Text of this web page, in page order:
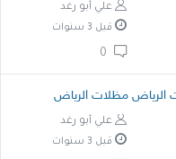
علي أبو رغد
قبل 3 سنوات
الرياض مظلات الرياض
علي أبو رغد
قبل 3 سنوات